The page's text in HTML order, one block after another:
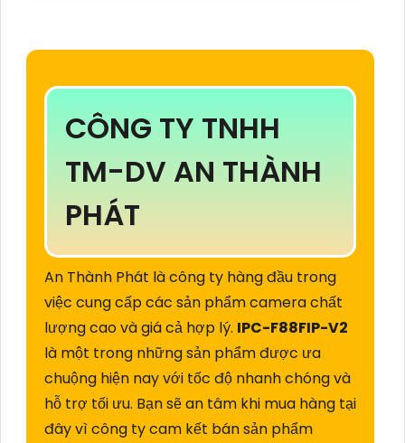
CÔNG TY TNHH
TM-DV AN THÀNH
PHÁT
An Thành Phát là công ty hàng đầu trong
việc cung cấp các sản phẩm camera chất
lượng cao và giá cả hợp lý. IPC-F88FIP-V2
là một trong những sản phẩm được ưa
chuộng hiện nay với tốc độ nhanh chóng và
hỗ trợ tối ưu. Bạn sẽ an tâm khi mua hàng tại
đây vì công ty cam kết bán sản phẩm